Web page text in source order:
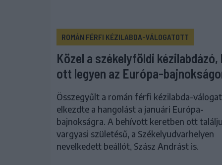
ROMÁN FÉRFI KÉZILABDA-VÁLOGATOTT
Közel a székelyföldi kézilabdázó,
ott legyen az Európa-
Összegyűlt a román férfi kézilabda-
elkezdte a hangolást a januári Európa-
bajnokságra. A behívott keretben ott
vargyasi születésű, a Székelyudvarhelyen
nevelkedett beállót, Szász Andrást is.